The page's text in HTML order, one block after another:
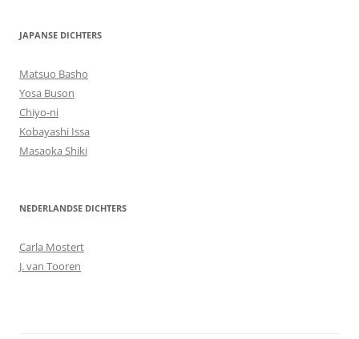
JAPANSE DICHTERS
Matsuo Basho
Yosa Buson
Chiyo-ni
Kobayashi Issa
Masaoka Shiki
NEDERLANDSE DICHTERS
Carla Mostert
J. van Tooren